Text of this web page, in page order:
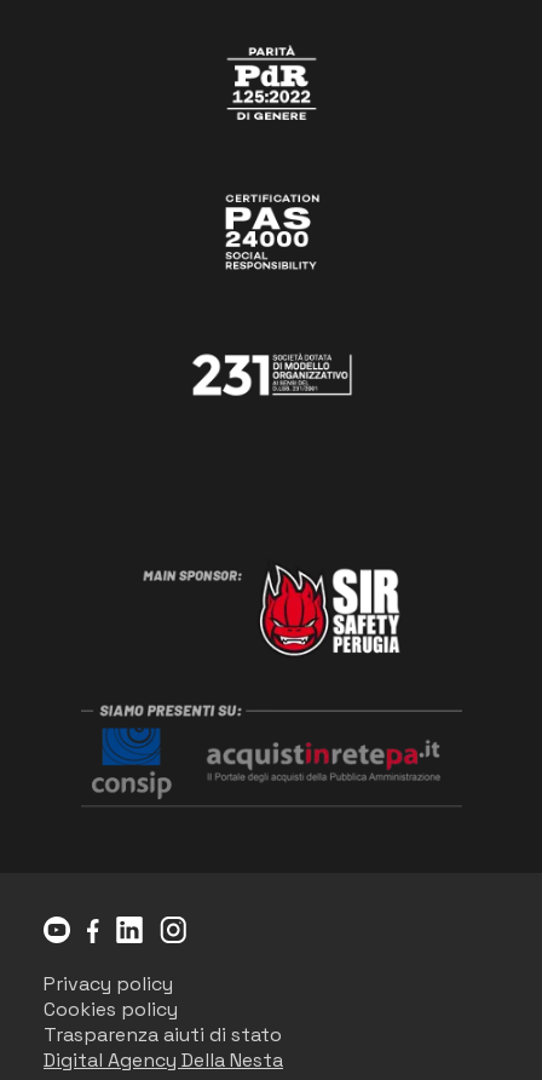
Privacy policy
Cookies policy
Trasparenza aiuti di stato
Digital Agency Della Nesta